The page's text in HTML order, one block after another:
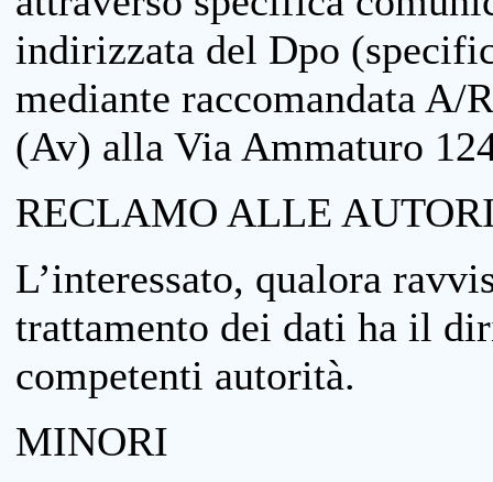
indirizzata del Dpo
mediante raccomandata
(Av) alla Via Ammaturo
RECLAMO ALLE
L’interessato, qualora
trattamento dei dati ha il
competenti autorità.
MINORI